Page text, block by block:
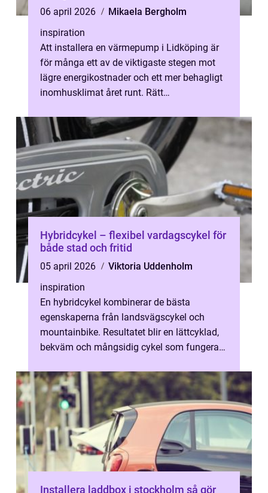
06 april 2026
Mikaela Bergholm
inspiration
Att installera en värmepump i Lidköping är
för många ett av de viktigaste stegen mot
lägre energikostnader och ett mer behagligt
inomhusklimat året runt. Rätt
värmep...
Hybridcykel – flexibel vardagscykel för
både stad och fritid
05 april 2026
Viktoria Uddenholm
inspiration
En hybridcykel kombinerar de bästa
egenskaperna från landsvägscykel och
mountainbike. Resultatet blir en lättcyklad,
bekväm och mångsidig cykel som fungerar
Installera laddbox i stockholm så gör